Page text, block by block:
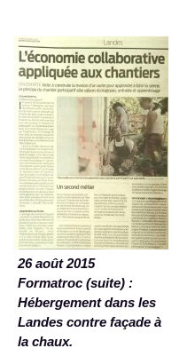
26 août 2015
Formatroc (suite) :
Hébergement dans les
Landes contre façade à
la chaux.